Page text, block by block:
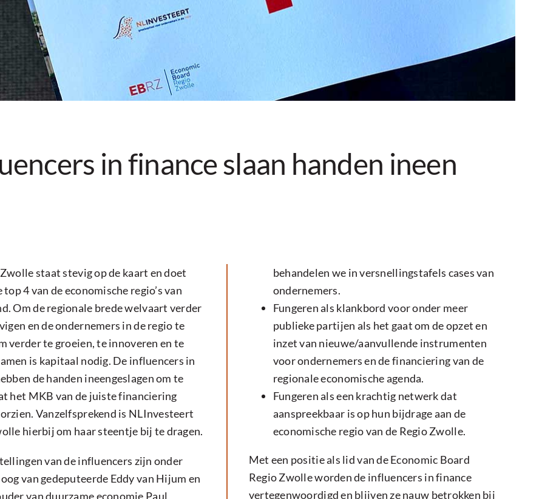
in finance slaan handen ineen
staat stevig op de kaart en doet
top 4 van de economische regio’s van
Om de regionale brede welvaart verder
en de ondernemers in de regio te
verder te groeien, te innoveren en te
is kapitaal nodig. De influencers in
de handen ineengeslagen om te
het MKB van de juiste financiering
Vanzelfsprekend is NLInvesteert
hierbij om haar steentje bij te dragen.
van de influencers zijn onder
van gedeputeerde Eddy van Hijum en
van duurzame economie Paul
behandelen we in versnellingstafels cases van
ondernemers.
Fungeren als klankbord voor onder meer
publieke partijen als het gaat om de opzet en
inzet van nieuwe/aanvullende instrumenten
voor ondernemers en de financiering van de
regionale economische agenda.
Fungeren als een krachtig netwerk dat
aanspreekbaar is op hun bijdrage aan de
economische regio van de Regio Zwolle.
Met een positie als lid van de Economic Board
Regio Zwolle worden de influencers in finance
vertegenwoordigd en blijven ze nauw betrokken bij